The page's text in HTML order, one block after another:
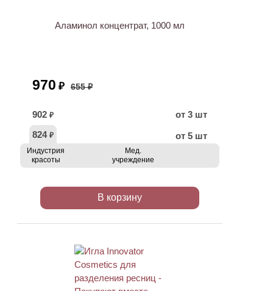
Аламинол концентрат, 1000 мл
970 ₽ 655 ₽
902 ₽
от 3 шт
824 ₽ от 5 шт
Индустрия
красоты
Мед.
учреждение
В корзину